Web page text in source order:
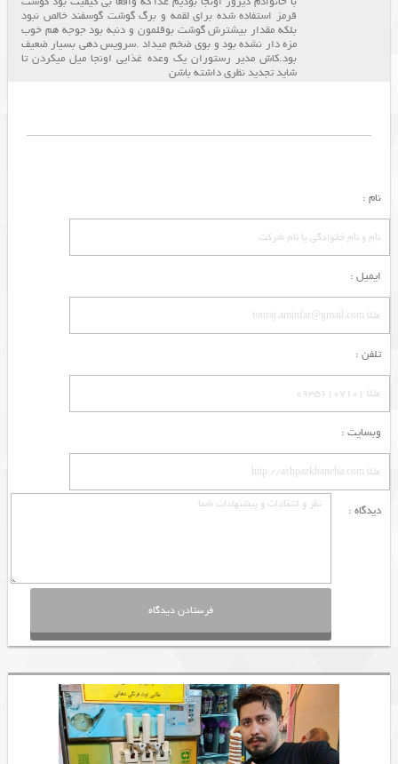
قرمز استفاده شده برای لقمه و برگ گوشت گوسفند خالص نبود
بلکه مقدار بیشترش گوشت بوقلمون و دنبه بود جوجه هم خوب
مزه دار نشده بود و بوی ضخم میداد .سرویس دهی بسیار ضعیف
بود.کاش مدیر رستوران یک وعده غذایی اونجا میل میکردن تا
شاید تجدید نظری داشته باشن
نام :
ایمیل :
تلفن :
وبسایت :
دیدگاه :